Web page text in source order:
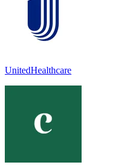
UnitedHealthcare